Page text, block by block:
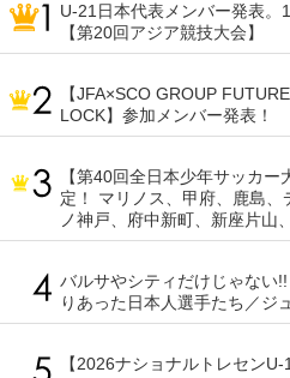
U-21日本代表メンバー発表。
【第20回アジア競技大会】
【JFA×SCO GROUP
LOCK】参加メンバー発表！
【第40回全日本少年サッカ
定！ マリノス、甲府、鹿島
ノ神戸、府中新町、新座片山
バルサやシティだけじゃな
りあった日本人選手たち／ジ
【2026ナショナルトレセン